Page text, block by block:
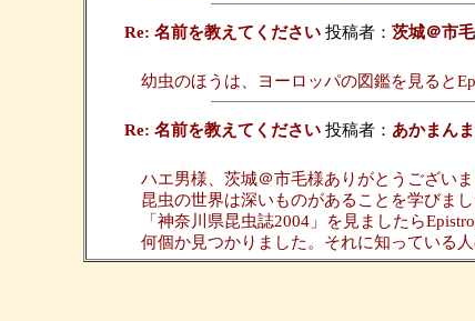
Re: 名前を教えてください投稿者： 茨城＠市毛
幼虫のほうは、ヨーロッパの図鑑を見ると
Re: 名前を教えてください投稿者： あかまんま
ハエ男様、茨城＠市毛様ありがとうございま
昆虫の世界は深いものがあることを学びまし
「神奈川県昆虫誌2004」を見ましたら
何個か見つかりました。それに知っている